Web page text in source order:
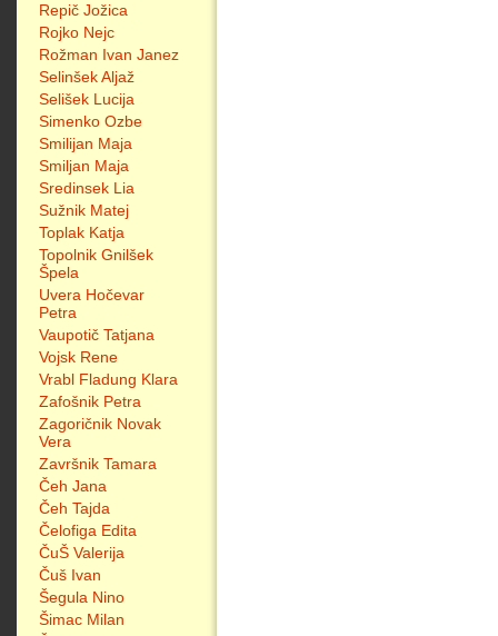
Repič Jožica
Rojko Nejc
Rožman Ivan Janez
Selinšek Aljaž
Selišek Lucija
Simenko Ozbe
Smilijan Maja
Smiljan Maja
Sredinsek Lia
Sužnik Matej
Toplak Katja
Topolnik Gnilšek
Špela
Uvera Hočevar
Petra
Vaupotič Tatjana
Vojsk Rene
Vrabl Fladung Klara
Zafošnik Petra
Zagoričnik Novak
Vera
Završnik Tamara
Čeh Jana
Čeh Tajda
Čelofiga Edita
ČuŠ Valerija
Čuš Ivan
Šegula Nino
Šimac Milan